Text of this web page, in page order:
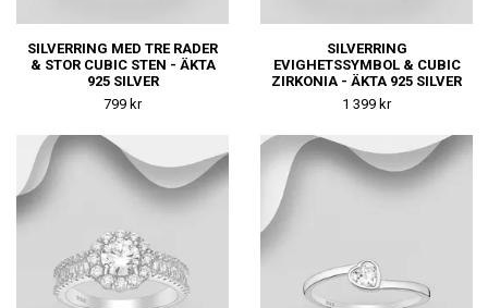
SILVERRING MED TRE RADER
& STOR CUBIC STEN - ÄKTA
925 SILVER
799 kr
SILVERRING
EVIGHETSSYMBOL & CUBIC
ZIRKONIA - ÄKTA 925 SILVER
1 399 kr